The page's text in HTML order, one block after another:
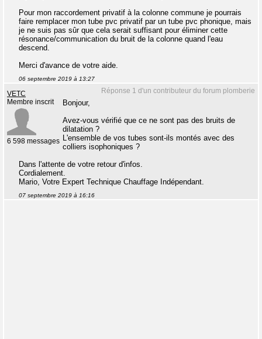
Pour mon raccordement privatif à la colonne commune je pourrais
faire remplacer mon tube pvc privatif par un tube pvc phonique, mais
je ne suis pas sûr que cela serait suffisant pour éliminer cette
résonance/communication du bruit de la colonne quand l'eau
descend.
Merci d'avance de votre aide.
06 septembre 2019 à 13:27
Réponse 1 d'un contributeur du forum plomberie
VETC
Membre inscrit
6 598 messages
Bonjour,
Avez-vous vérifié que ce ne sont pas des bruits de
dilatation ?
L'ensemble de vos tubes sont-ils montés avec des
colliers isophoniques ?
Dans l'attente de votre retour d'infos.
Cordialement.
Mario, Votre Expert Technique Chauffage Indépendant.
07 septembre 2019 à 16:16